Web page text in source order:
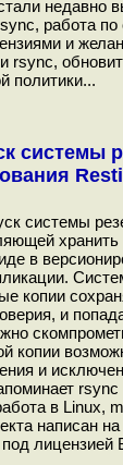
недавно
работа
и
rsync,
политики...
системы
системы
хранить
в
копии
и
копии
и
rsync
в Linux,
написан
лицензией